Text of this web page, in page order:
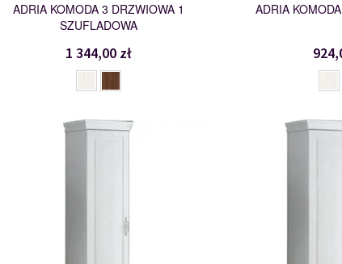
ADRIA KOMODA 3 DRZWIOWA 1
SZUFLADOWA
1 344,00 zł
ADRIA
112329
SZD2
112330